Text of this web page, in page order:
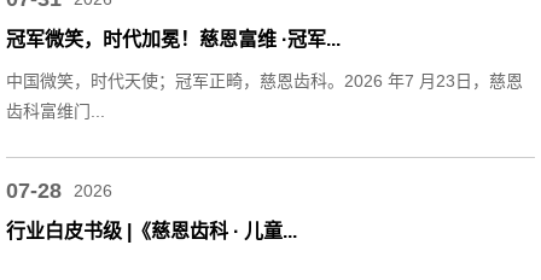
冠军微笑，时代加冕！慈恩富维 ·冠军...
中国微笑，时代天使；冠军正畸，慈恩齿科。2026 年7 月23日，慈恩
齿科富维门...
07-28 2026
行业白皮书级 |《慈恩齿科 · 儿童...